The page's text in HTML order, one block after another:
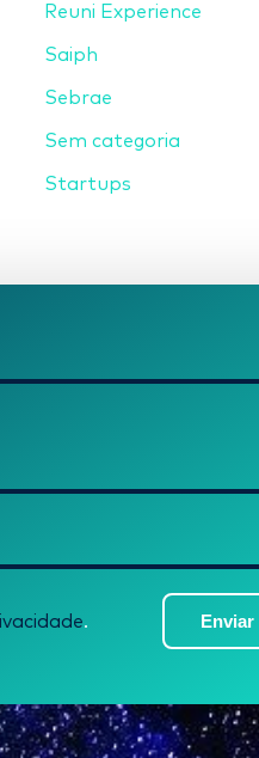
Reuni Experience
Saiph
Sebrae
Sem categoria
Startups
Enviar
.